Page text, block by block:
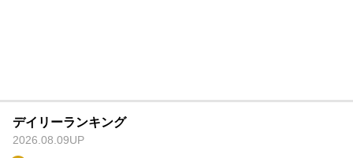
デイリーランキング
2026.08.09UP